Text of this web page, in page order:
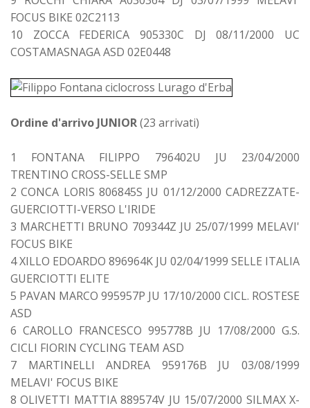
FOCUS BIKE 02C2113
10 ZOCCA FEDERICA 905330C DJ 08/11/2000 UC
COSTAMASNAGA ASD 02E0448
Ordine d'arrivo JUNIOR(23 arrivati)
1 FONTANA FILIPPO 796402U JU 23/04/2000
TRENTINO CROSS-SELLE SMP
2 CONCA LORIS 806845S JU 01/12/2000 CADREZZATE-
GUERCIOTTI-VERSO L'IRIDE
3 MARCHETTI BRUNO 709344Z JU 25/07/1999 MELAVI'
FOCUS BIKE
4 XILLO EDOARDO 896964K JU 02/04/1999 SELLE ITALIA
GUERCIOTTI ELITE
5 PAVAN MARCO 995957P JU 17/10/2000 CICL. ROSTESE
ASD
6 CAROLLO FRANCESCO 995778B JU 17/08/2000 G.S.
CICLI FIORIN CYCLING TEAM ASD
7 MARTINELLI ANDREA 959176B JU 03/08/1999
MELAVI' FOCUS BIKE
8 OLIVETTI MATTIA 889574V JU 15/07/2000 SILMAX X-